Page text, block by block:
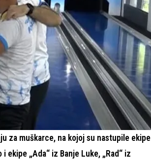
za muškarce, na kojoj su nastupile ekipe
ekipe „Ada“ iz Banje Luke, „Rad“ iz